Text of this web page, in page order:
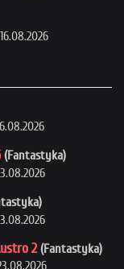
16.08.2026
(Fantastyka)
2 (Fantastyka)